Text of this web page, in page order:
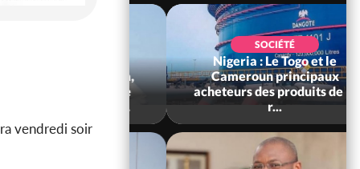
vendredi soir
SOCIÉTÉ
Nigeria : Le Togo et le
Cameroun principaux
acheteurs des produits de la
r...